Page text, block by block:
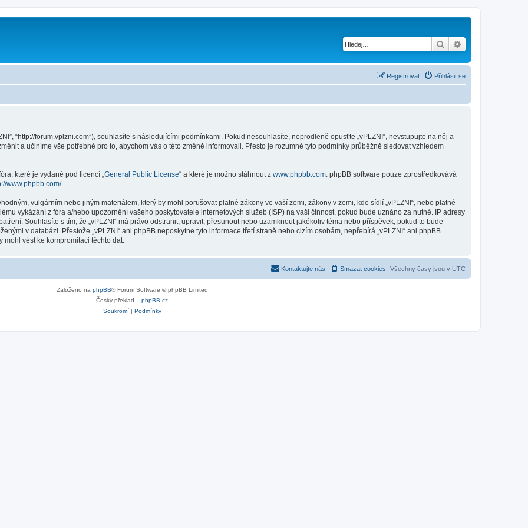
Hledat
Přihlásit se
Registrovat
“http://forum.vplzni.com”), souhlasíte s následujícími podmínkami. Pokud nesouhlasíte, neprodleně opusťte „vPLZNI“, nevstupujte na něj a
a učiníme vše potřebné pro to, abychom vás o této změně informovali. Přesto je rozumné tyto podmínky průběžně sledovat vzhledem
které je vydané pod licencí „ General Public License“ a které je možno stáhnout z www.phpbb.com . phpBB software pouze zprostředkovává
www.phpbb.com/.
vulgárním nebo jiným materiálem, který by mohl porušovat platné zákony ve vaší zemi, zákony v zemi, kde sídlí „vPLZNI“, nebo platné
vykázání z fóra a/nebo upozornění vašeho poskytovatele internetových služeb (ISP) na vaši činnost, pokud bude uznáno za nutné. IP adresy
Souhlasíte s tím, že „vPLZNI“ má právo odstranit, upravit, přesunout nebo uzamknout jakékoliv téma nebo příspěvek, pokud to bude
v databázi. Přestože „vPLZNI“ ani phpBB neposkytne tyto informace třetí straně nebo cizím osobám, nepřebírá „vPLZNI“ ani phpBB
vést ke kompromitaci těchto dat.
Všechny časy jsou v UTC
Smazat cookies
Kontaktujte nás
Založeno na phpBB® Forum Software © phpBB Limited
Český překlad – phpBB.cz
Soukromí| Podmínky